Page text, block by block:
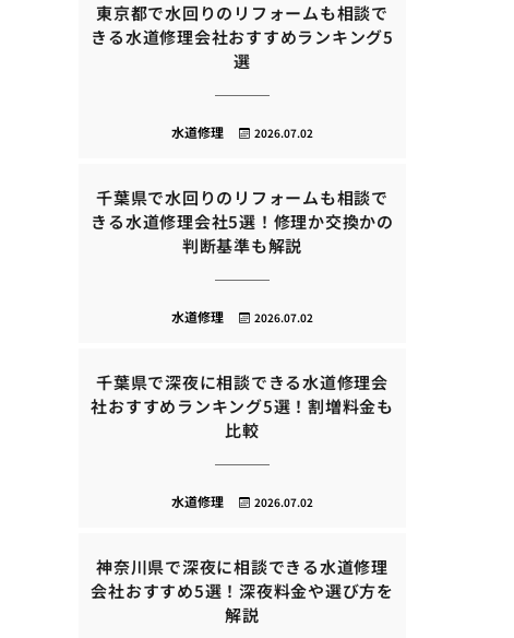
東京都で水回りのリフォームも相談で
きる水道修理会社おすすめランキング5
選
2026.07.02
水道修理
千葉県で水回りのリフォームも相談で
きる水道修理会社5選！修理か交換かの
判断基準も解説
2026.07.02
水道修理
千葉県で深夜に相談できる水道修理会
社おすすめランキング5選！割増料金も
比較
2026.07.02
水道修理
神奈川県で深夜に相談できる水道修理
会社おすすめ5選！深夜料金や選び方を
解説